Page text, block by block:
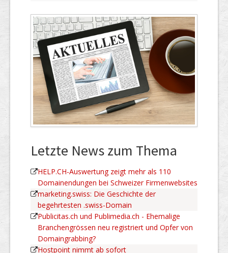
Letzte News zum Thema
HELP.CH-Auswertung zeigt mehr als 110
Domainendungen bei Schweizer Firmenwebsites
marketing.swiss: Die Geschichte der
begehrtesten .swiss-Domain
Publicitas.ch und Publimedia.ch - Ehemalige
Branchengrössen neu registriert und Opfer von
Domaingrabbing?
Hostpoint nimmt ab sofort